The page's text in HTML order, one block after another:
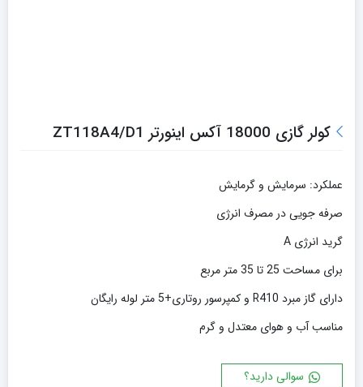
کولر گازی 18000 آکس اینورتر ZT118A4/D1
عملکرد: سرمايش و گرمایش
صرفه جویی در مصرف انرژی
گرید انرژی A
برای مساحت 25 تا 35 متر مربع
دارای گاز مبرد R410 و کمپرسور روتاری+5 متر لوله رایگان
مناسب آب و هوای معتدل و گرم
سوالی دارید؟